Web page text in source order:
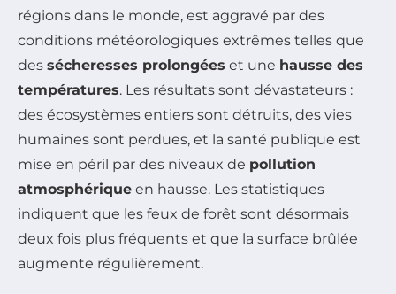
régions dans le monde, est aggravé par des
conditions météorologiques extrêmes telles que
des sécheresses prolongées et une hausse des
températures. Les résultats sont dévastateurs :
des écosystèmes entiers sont détruits, des vies
humaines sont perdues, et la santé publique est
mise en péril par des niveaux de pollution
atmosphérique en hausse. Les statistiques
indiquent que les feux de forêt sont désormais
deux fois plus fréquents et que la surface brûlée
augmente régulièrement.